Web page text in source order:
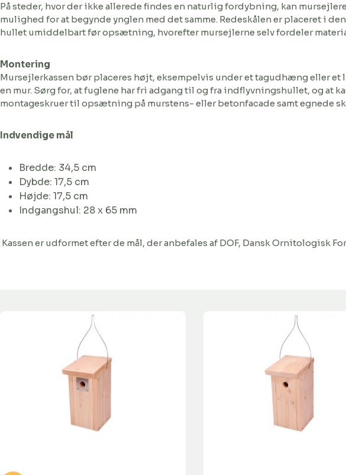
På steder, hvor der ikke allerede findes en naturlig fordybning, kan
mulighed for at begynde ynglen med det samme. Redeskålen er placeret i
hullet umiddelbart før opsætning, hvorefter mursejlerne selv fordeler
Montering
Mursejlerkassen bør placeres højt, eksempelvis under et tagudhæng eller
en mur. Sørg for, at fuglene har fri adgang til og fra indflyvningshullet, og at
montageskruer til opsætning på murstens- eller betonfacade samt egnede
Indvendige mål
Bredde: 34,5 cm
Dybde: 17,5 cm
Højde: 17,5 cm
Indgangshul: 28 x 65 mm
Kassen er udformet efter de mål, der anbefales af DOF, Dansk Ornitologisk